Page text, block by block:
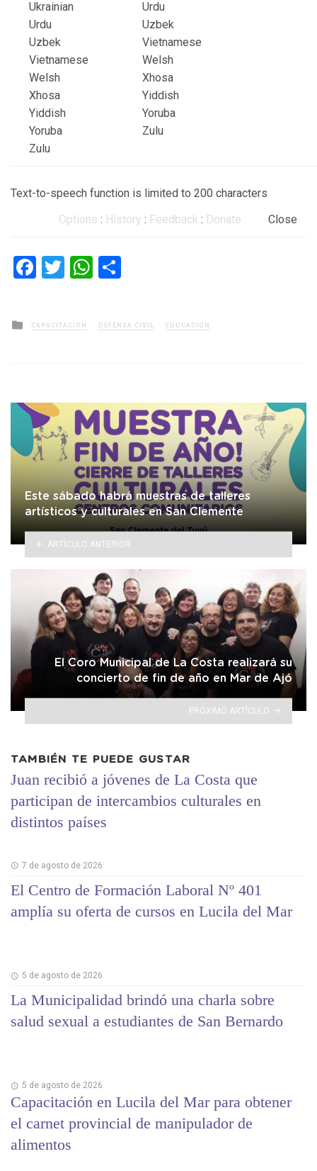
Ukrainian
Urdu
Uzbek
Vietnamese
Welsh
Xhosa
Yiddish
Yoruba
Zulu
Urdu
Uzbek
Vietnamese
Welsh
Xhosa
Yiddish
Yoruba
Zulu
Text-to-speech function is limited to 200 characters
Options : History : Feedback : Donate Close
Facebook
TwitterWhatsApp
Posted
in
CAPACITACIÓN DEFENSA CIVIL EDUCACIÓN
Este sábado habrá muestras de talleres
artísticos y culturales en San Clemente
ARTÍCULO ANTERIOR
El Coro Municipal de La Costa realizará su
concierto de fin de año en Mar de Ajó
PRÓXIMO ARTÍCULO
TAMBIÉN TE PUEDE GUSTAR
Juan recibió a jóvenes de La Costa que
participan de intercambios culturales en
distintos países
7 de agosto de 2026
El Centro de Formación Laboral Nº 401
amplía su oferta de cursos en Lucila del Mar
5 de agosto de 2026
La Municipalidad brindó una charla sobre
salud sexual a estudiantes de San Bernardo
5 de agosto de 2026
Capacitación en Lucila del Mar para obtener
el carnet provincial de manipulador de
alimentos